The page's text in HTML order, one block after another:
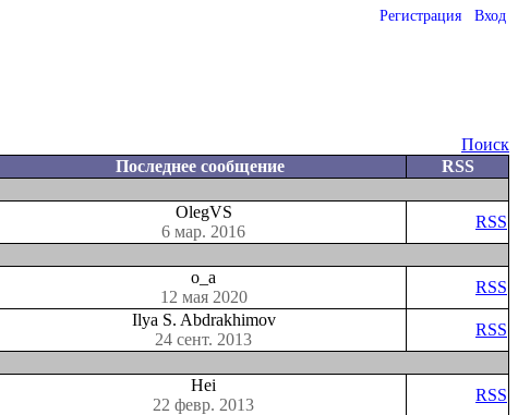
Регистрация Вход
Поиск
Последнее сообщение
RSS
OlegVS
6 мар. 2016
RSS
o_a
12 мая 2020
RSS
Ilya S. Abdrakhimov
24 сент. 2013
RSS
Hei
22 февр. 2013
RSS